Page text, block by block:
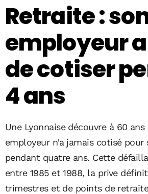
Retraite :
employeur
de cotiser
4 ans
Une Lyonnaise découvre à 60 ans
employeur n’a jamais cotisé
pendant quatre ans. Cette
entre 1985 et 1988, la prive
trimestres et de points de